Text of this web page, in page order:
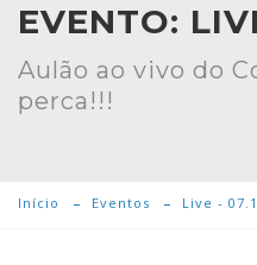
EVENTO:
Aulão ao vivo do
perca!!!
Início Eventos Live -